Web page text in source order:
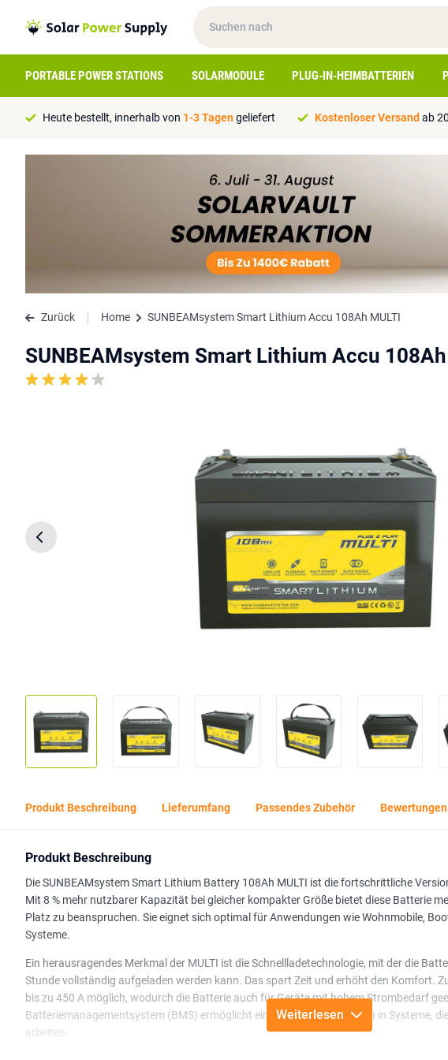
PORTABLE POWER STATIONS SOLARMODULE PLUG-IN-HEIMBATTERIEN
Heute bestellt, innerhalb von 1-3 Tagengeliefert Kostenloser Versand ab
Zurück Home SUNBEAMsystem Smart Lithium Accu 108Ah MULTI
SUNBEAMsystem Smart Lithium Accu 108Ah
Produkt Beschreibung Lieferumfang Passendes Zubehör Bewertungen
Produkt Beschreibung
Die SUNBEAMsystem Smart Lithium Battery 108Ah MULTI ist die fortschrittliche
Mit 8 % mehr nutzbarer Kapazität bei gleicher kompakter Größe bietet diese Batterie
Platz zu beanspruchen. Sie eignet sich optimal für Anwendungen wie Wohnmobile,
Systeme.
Ein herausragendes Merkmal der MULTI ist die Schnellladetechnologie, mit der die
Stunde vollständig aufgeladen werden kann. Das spart Zeit und erhöht den Komfort.
bis zu 450 A möglich, wodurch die Batterie auch für Geräte mit hohem Strombedarf
Batteriemanagementsystem (BMS) ermöglicht eine einfache Integration in Systeme,
arbeiten.
Weiterlesen